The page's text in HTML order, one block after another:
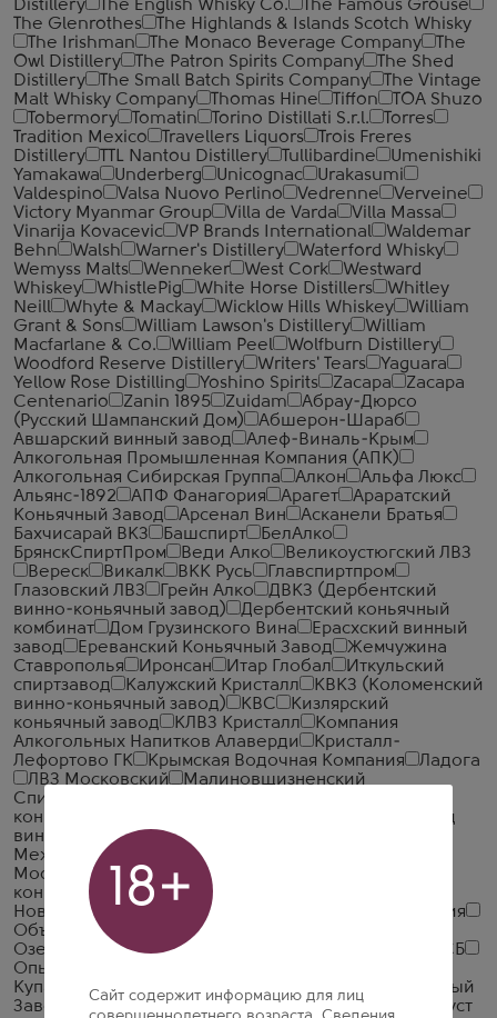
Distillery
The English Whisky Co.
The Famous Grouse
The Glenrothes
The Highlands & Islands Scotch Whisky
The Irishman
The Monaco Beverage Company
The
Owl Distillery
The Patron Spirits Company
The Shed
Distillery
The Small Batch Spirits Company
The Vintage
Malt Whisky Company
Thomas Hine Tiffon
TOA Shuzo
Tobermory
Tomatin Torino Distillati S.r.l.
Torres
Tradition Mexico
Travellers Liquors
Trois Freres
Distillery
TTL Nantou Distillery Tullibardine
Umenishiki
Yamakawa
Underberg Unicognac
Urakasumi
Valdespino
Valsa Nuovo Perlino Vedrenne
Verveine
Victory Myanmar Group
Villa de Varda
Villa Massa
Vinarija Kovacevic
VP Brands International
Waldemar
Behn
Walsh Warner's Distillery
Waterford Whisky
Wemyss Malts
Wenneker West Cork
Westward
Whiskey
WhistlePig White Horse Distillers
Whitley
Neill
Whyte & Mackay Wicklow Hills Whiskey
William
Grant & Sons
William Lawson's Distillery
William
Macfarlane & Co.
William Peel
Wolfburn Distillery
Woodford Reserve Distillery
Writers' Tears
Yaguara
Yellow Rose Distilling
Yoshino Spirits Zacapa
Zacapa
Centenario
Zanin 1895 Zuidam
Абрау-Дюрсо
(Русский Шампанский Дом)
Абшерон-Шараб
Авшарский винный завод
Алеф-Виналь-Крым
Алкогольная Промышленная Компания (АПК)
Алкогольная Сибирская Группа
Алкон
Альфа Люкс
Альянс-1892
АПФ Фанагория Арагет
Араратский
Коньячный Завод
Арсенал Вин
Асканели Братья
Бахчисарай ВКЗ
Башспирт
БелАлко
БрянскСпиртПром
Веди Алко
Великоустюгский ЛВЗ
Вереск
Викалк ВКК Русь
Главспиртпром
Глазовский ЛВЗ
Грейн Алко
ДВКЗ (Дербентский
винно-коньячный завод)
Дербентский коньячный
комбинат
Дом Грузинского Вина
Ерасхский винный
завод
Ереванский Коньячный Завод
Жемчужина
Ставрополья
Иронсан Итар Глобал
Иткульский
спиртзавод
Калужский Кристалл
КВКЗ (Коломенский
винно-коньячный завод)
КВС
Кизлярский
коньячный завод
КЛВЗ Кристалл
Компания
Алкогольных Напитков Алаверди
Кристалл-
Лефортово ГК
Крымская Водочная Компания
Ладога
ЛВЗ Московский
Малиновщизненский
Спиртоводочный Завод Аквадив
коньячный завод
Минский завод
виноградных вин
ММВЗ (Московский
Межреспубликанский Винодельческий Завод)
Московский завод Кристалл
коньячный завод
Национал Алко
Новокубанское
Объединенная Водочная Компания
Объединенные Пензенские Водочные Заводы
Озерский спиртоводочный завод (ОСВЗ)
ООО ССБ
Опытный завод НИВА
Купажный Завод
Пермалко
Прошянский Коньячный
Завод
Радамир Родник и К
Русский Алкоголь (Руст
18+
Сайт содержит информацию для лиц